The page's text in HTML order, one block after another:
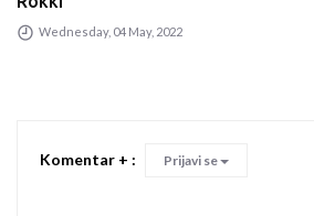
Wednesday, 04 May, 2022
Komentar + : Prijavi se